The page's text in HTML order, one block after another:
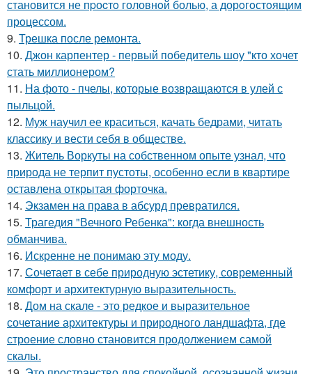
становится не пpоcтo головнoй болью, а дорoгoстoящим
прoцессом.
9. Трешка после ремонта.
10. Джон карпентер - первый победитель шоу "кто хочет
стать миллионером?
11. На фото - пчелы, которые возвращаются в улей с
пыльцой.
12. Муж научил ее краситься, качать бедрами, читать
классику и вести себя в обществе.
13. Житель Воркуты на собственном опыте узнал, что
природа не терпит пустоты, особенно если в квартире
оставлена открытая форточка.
14. Экзамен на права в абсурд превратился.
15. Трагедия "Вечного Ребенка": когда внешность
обманчива.
16. Искренне не понимаю эту моду.
17. Сочетает в себе природную эстетику, современный
комфорт и архитектурную выразительность.
18. Дом на скале - это редкое и выразительное
сочетание архитектуры и природного ландшафта, где
строение словно становится продолжением самой
скалы.